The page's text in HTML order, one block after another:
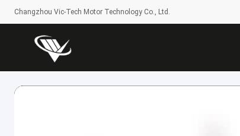
Changzhou Vic-Tech Motor Technology Co., Ltd.